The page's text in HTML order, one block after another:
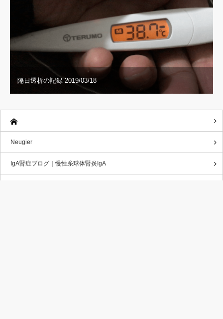
隔日透析の記録-2019/03/18
Neugier
IgA腎症ブログ｜慢性糸球体腎炎IgA